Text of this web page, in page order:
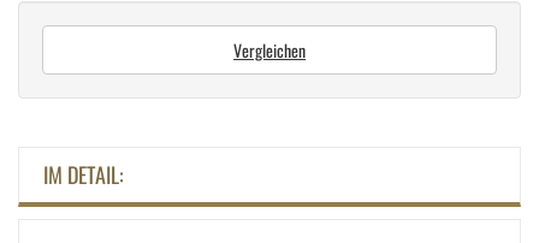
Vergleichen
IM DETAIL: